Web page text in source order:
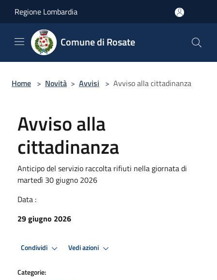
Regione Lombardia
Comune di Rosate
Home > Novità > Avvisi > Avviso alla cittadinanza
Avviso alla
cittadinanza
Anticipo del servizio raccolta rifiuti nella giornata di
martedì 30 giugno 2026
Data :
29 giugno 2026
Condividi Vedi azioni
Categorie: